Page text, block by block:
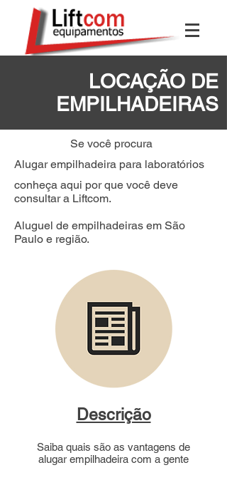
LOCAÇÃO DE
EMPILHADEIRAS
Se você procura
Alugar empilhadeira para laboratórios
conheça aqui por que você deve
consultar a Liftcom.
Aluguel de empilhadeiras em São
Paulo e região.
Descrição
Saiba quais são as vantagens de
alugar empilhadeira com a gente